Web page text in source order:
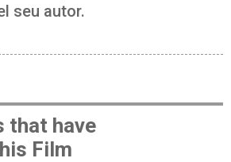
seu autor.
that have
Film